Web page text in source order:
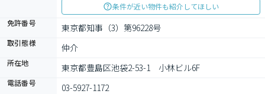
条件が近い物件も紹介してほしい
免許番号
東京都知事（3）第96228号
取引態様 仲介
所在地 東京都豊島区池袋2-53-1　小林ビル6F
電話番号 03-5927-1172